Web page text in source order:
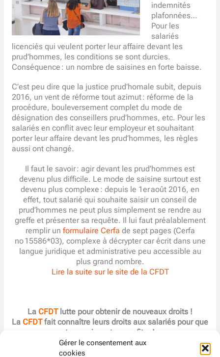
Gérer le consentement aux
cookies
indemnités
plafonnées…
Pour les
salariés
licenciés qui veulent porter leur affaire devant les
prud’hommes, les conditions se sont durcies.
Conséquence : un nombre de saisines en forte baisse.
C’est peu dire que la justice prud’homale subit, depuis
2016, un vent de réforme tout azimut : réforme de la
procédure, bouleversement complet du mode de
désignation des conseillers prud’hommes, etc. Pour les
salariés en conflit avec leur employeur et souhaitant
porter leur affaire devant les prud’hommes, les règles
aussi ont changé.
Il faut le savoir : agir devant les prud’hommes est
devenu plus difficile. Le mode de saisine surtout est
devenu plus complexe : depuis le 1er août 2016, en
effet, tout salarié qui souhaite saisir un conseil de
prud’hommes ne peut plus simplement se rendre au
greffe et présenter sa requête. Il lui faut préalablement
remplir un formulaire Cerfa de sept pages (Cerfa
no 15586*03), complexe à décrypter car écrit dans une
langue juridique et administrative peu accessible au
plus grand nombre.
Lire la suite sur le site de la CFDT
La CFDTlutte pour obtenir de nouveaux droits !
La CFDTfait connaître leurs droits aux salariés pour que
tous puissent en profiter !
Vous saurez tout sur vos droits chez Atos !
https://www.cfdt-atos.org